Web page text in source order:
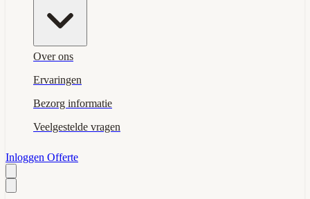
Over ons
Ervaringen
Bezorg informatie
Veelgestelde vragen
Inloggen Offerte